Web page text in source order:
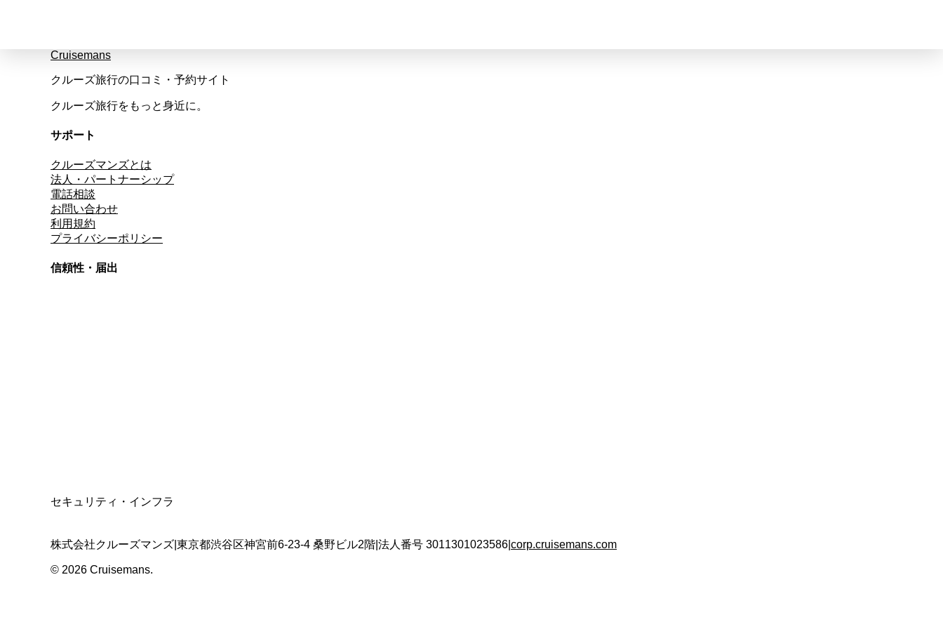
Cruisemans
クルーズ旅行の口コミ・予約サイト
クルーズ旅行をもっと身近に。
サポート
クルーズマンズとは
法人・パートナーシップ
電話相談
お問い合わせ
利用規約
プライバシーポリシー
信頼性・届出
セキュリティ・インフラ
株式会社クルーズマンズ 東京都渋谷区神宮前6-23-4 桑野ビル2階 法人番号 3011301023586 corp.cruisemans.com
© 2026 Cruisemans.